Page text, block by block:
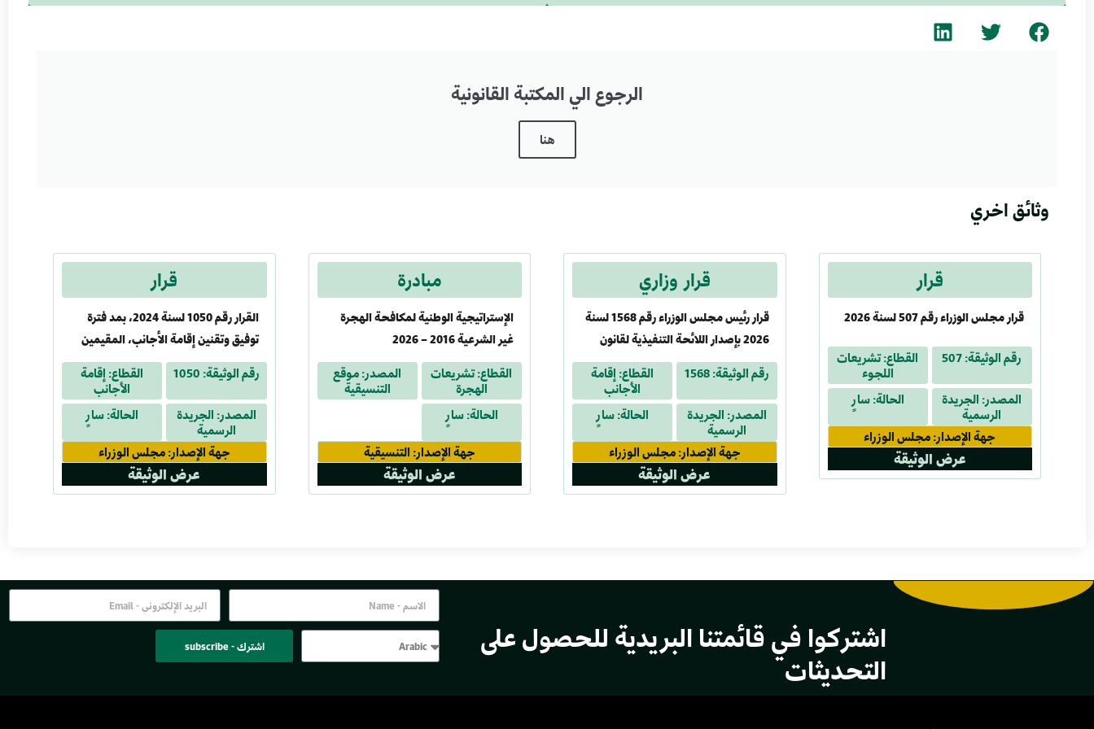
الرجوع الي المكتبة القانونية
هنا
وثائق اخري
قرار
قرار مجلس الوزراء رقم 507 لسنة 2026
رقم الوثيقة: 507 القطاع: تشريعات
اللجوء
المصدر: الجريدة
الرسمية
الحالة: سارٍ
جهة الإصدار: مجلس الوزراء
عرض الوثيقة
قرار وزاري
قرار رئيس مجلس الوزراء رقم 1568 لسنة
2026 بإصدار اللائحة التنفيذية لقانون
لجوء الأجانب الصادر بالقانون رقم 164
لسنة 2024
رقم الوثيقة: 1568 القطاع: إقامة
الأجانب
المصدر: الجريدة
الرسمية
الحالة: سارٍ
جهة الإصدار: مجلس الوزراء
عرض الوثيقة
مبادرة
الإستراتيجية الوطنية لمكافحة الهجرة
غير الشرعية 2016 – 2026
القطاع: تشريعات
الهجرة
المصدر: موقع
التنسيقية
الحالة: سارٍ
جهة الإصدار: التنسيقية
عرض الوثيقة
قرار
القرار رقم 1050 لسنة 2024، بمد فترة
توفيق وتقنين إقامة الأجانب، المقيمين
بالبلاد بصورة غير شرعية، لمدة ستة أشهر
إضافية
رقم الوثيقة: 1050 القطاع: إقامة
الأجانب
المصدر: الجريدة
الرسمية
الحالة: سارٍ
جهة الإصدار: مجلس الوزراء
عرض الوثيقة
اشتركوا في قائمتنا البريدية للحصول على
التحديثات
اشترك - subscribe